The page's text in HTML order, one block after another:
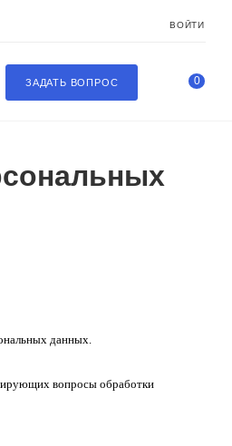
ВОЙТИ
ЗАДАТЬ ВОПРОС 0
данных.
вопросы обработки